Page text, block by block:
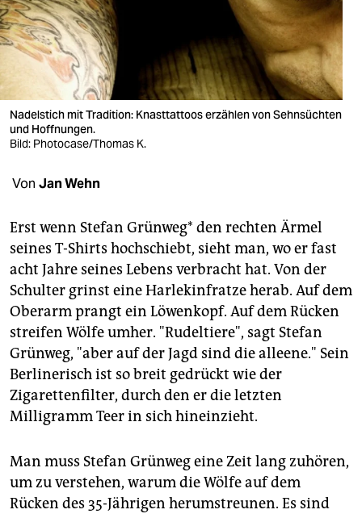
wahrheit
verlag
verlag
veranstaltungen
shop
fragen & hilfe
abo
genossenschaft
epaper login
Nadelstich mit Tradition: Knasttattoos erzählen von Sehnsüchten
und Hoffnungen.
Bild: Photocase/Thomas K.
Von Jan Wehn
Erst wenn Stefan Grünweg* den rechten Ärmel
seines T-Shirts hochschiebt, sieht man, wo er fast
acht Jahre seines Lebens verbracht hat. Von der
Schulter grinst eine Harlekinfratze herab. Auf dem
Oberarm prangt ein Löwenkopf. Auf dem Rücken
streifen Wölfe umher. "Rudeltiere", sagt Stefan
Grünweg, "aber auf der Jagd sind die alleene." Sein
Berlinerisch ist so breit gedrückt wie der
Zigarettenfilter, durch den er die letzten
Milligramm Teer in sich hineinzieht.
Man muss Stefan Grünweg eine Zeit lang zuhören,
um zu verstehen, warum die Wölfe auf dem
Rücken des 35-Jährigen herumstreunen. Es sind